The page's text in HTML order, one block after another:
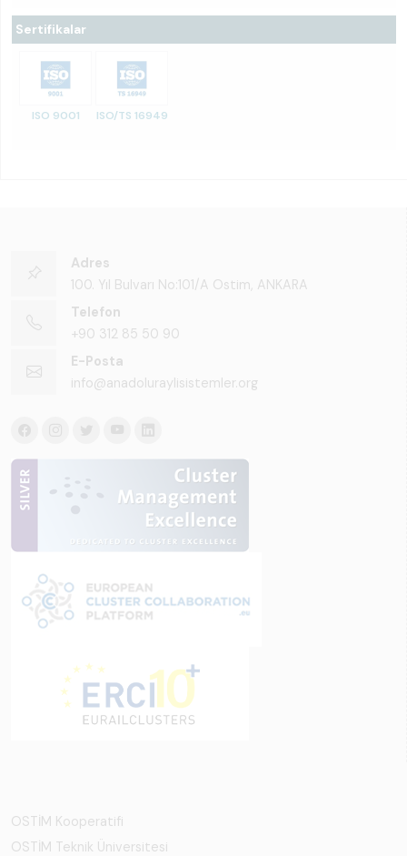
Sertifikalar
ISO 9001 ISO/TS 16949
Adres
100. Yıl Bulvarı No:101/A Ostim, ANKARA
Telefon
+90 312 85 50 90
E-Posta
info@anadoluraylisistemler.org
OSTİM Kooperatifi
OSTİM Teknik Üniversitesi